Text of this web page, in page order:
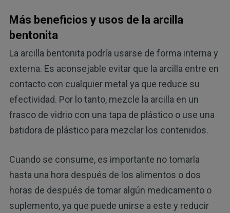
Más beneficios y usos de la arcilla
bentonita
La arcilla bentonita podría usarse de forma interna y
externa. Es aconsejable evitar que la arcilla entre en
contacto con cualquier metal ya que reduce su
efectividad. Por lo tanto, mezcle la arcilla en un
frasco de vidrio con una tapa de plástico o use una
batidora de plástico para mezclar los contenidos.
Cuando se consume, es importante no tomarla
hasta una hora después de los alimentos o dos
horas de después de tomar algún medicamento o
suplemento, ya que puede unirse a este y reducir